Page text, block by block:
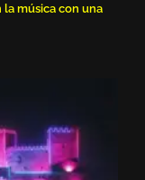
la música con una